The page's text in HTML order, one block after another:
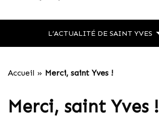
L’ACTUALITÉ DE SAINT YVES
Accueil » Merci, saint Yves !
Merci, saint Yves !